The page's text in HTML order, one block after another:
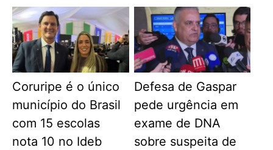
Coruripe é o único
município do Brasil
com 15 escolas
nota 10 no Ideb
Defesa de Gaspar
pede urgência em
exame de DNA
sobre suspeita de